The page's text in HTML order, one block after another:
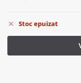
Stoc epuizat